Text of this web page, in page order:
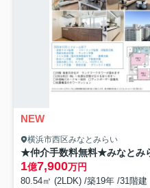
NEW
横浜市西区みなとみらい
1億7,900万円
80.54㎡ (2LDK) /築19年 /31階建